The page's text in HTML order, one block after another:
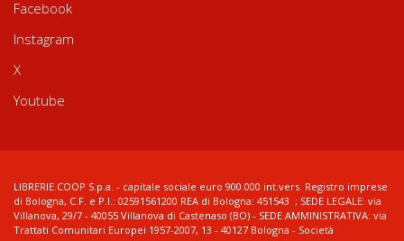
Facebook
Instagram
X
Youtube
LIBRERIE.COOP S.p.a. - capitale sociale euro 900.000 int.vers. Registro imprese
di Bologna, C.F. e P.I.: 02591561200 REA di Bologna: 451543 ; SEDE LEGALE: via
Villanova, 29/7 - 40055 Villanova di Castenaso (BO) - SEDE AMMINISTRATIVA: via
Trattati Comunitari Europei 1957-2007, 13 - 40127 Bologna - Società